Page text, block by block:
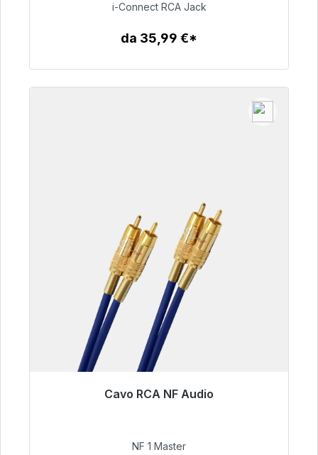
51,99 €
i-Connect RCA Jack
da 35,99 €*
Cavo RCA NF Audio
Pronto per la spedizione immediata, tempo di
NF 1 Master